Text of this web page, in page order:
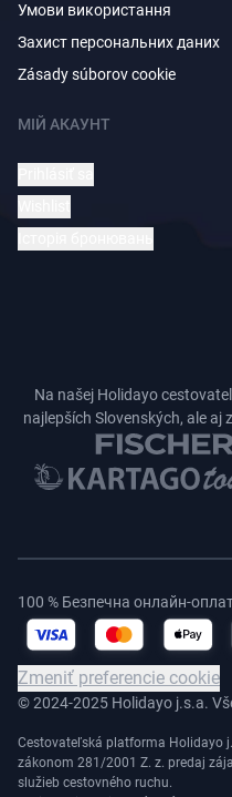
Умови використання
Захист персональних даних
Zásady súborov cookie
МІЙ АКАУНТ
Na našej Holidayo
najlepších Slovenských, ale
© 2024-2025 Holidayo j.s.a.
Cestovateľská platforma Holidayo
zákonom 281/2001 Z. z. predaj
služieb cestovného ruchu.
100 % Безпечна онлайн-
Zmeniť preferencie cookie